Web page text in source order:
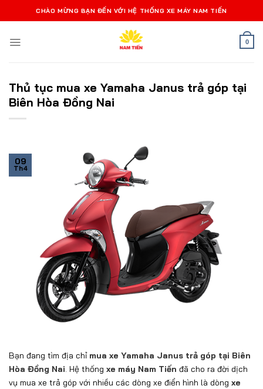
qua
dung
CHÀO MỪNG BẠN ĐẾN VỚI HỆ THỐNG XE MÁY NAM TIẾN
0
Thủ tục mua xe Yamaha Janus trả góp tại
Biên Hòa Đồng Nai
09
Th4
Bạn đang tìm địa chỉ mua xe Yamaha Janus trả góp tại Biên
Hòa Đồng Nai. Hệ thống xe máy Nam Tiến đã cho ra đời dịch
vụ mua xe trả góp với nhiều các dòng xe điển hình là dòng xe